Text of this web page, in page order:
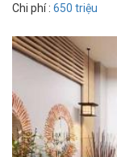
Chi phí : 650 triệu